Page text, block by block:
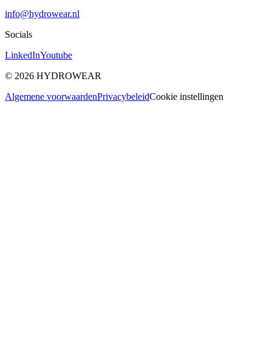
info@hydrowear.nl
Socials
LinkedInYoutube
© 2026 HYDROWEAR
Algemene voorwaardenPrivacybeleidCookie instellingen